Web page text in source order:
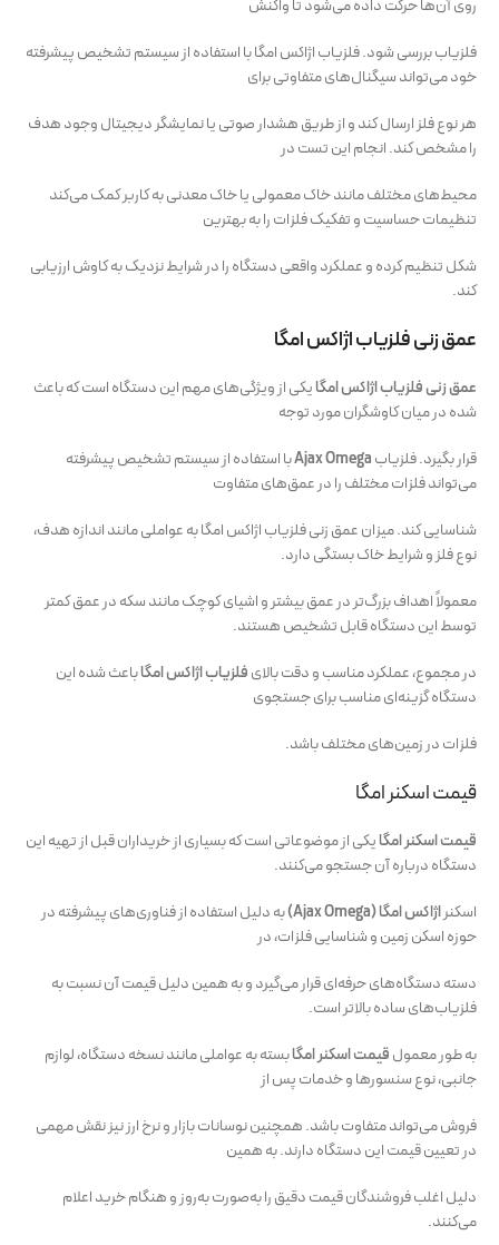
روی آن‌ها حرکت داده می‌شود تا واکنش
فلزیاب بررسی شود. فلزیاب اژاکس امگا با استفاده از سیستم تشخیص پیشرفته
خود می‌تواند سیگنال‌های متفاوتی برای
هر نوع فلز ارسال کند و از طریق هشدار صوتی یا نمایشگر دیجیتال وجود هدف
را مشخص کند. انجام این تست در
محیط‌های مختلف مانند خاک معمولی یا خاک معدنی به کاربر کمک می‌کند
تنظیمات حساسیت و تفکیک فلزات را به بهترین
شکل تنظیم کرده و عملکرد واقعی دستگاه را در شرایط نزدیک به کاوش ارزیابی
کند.
عمق زنی فلزیاب اژاکس امگا
عمق زنی فلزیاب اژاکس امگایکی از ویژگی‌های مهم این دستگاه است که باعث
شده در میان کاوشگران مورد توجه
قرار بگیرد. فلزیابAjax Omegaبا استفاده از سیستم تشخیص پیشرفته
می‌تواند فلزات مختلف را در عمق‌های متفاوت
شناسایی کند. میزان عمق زنی فلزیاب اژاکس امگا به عواملی مانند اندازه هدف،
نوع فلز و شرایط خاک بستگی دارد.
معمولاً اهداف بزرگ‌تر در عمق بیشتر و اشیای کوچک مانند سکه در عمق کمتر
توسط این دستگاه قابل تشخیص هستند.
در مجموع، عملکرد مناسب و دقت بالایفلزیاب اژاکس امگاباعث شده این
دستگاه گزینه‌ای مناسب برای جستجوی
فلزات در زمین‌های مختلف باشد.
قیمت اسکنر امگا
قیمت اسکنر امگایکی از موضوعاتی است که بسیاری از خریداران قبل از تهیه این
دستگاه درباره آن جستجو می‌کنند.
اسکنراژاکس امگا (Ajax Omega)
به دلیل استفاده از فناوری‌های پیشرفته در
حوزه اسکن زمین و شناسایی فلزات، در
دسته دستگاه‌های حرفه‌ای قرار می‌گیرد و به همین دلیل قیمت آن نسبت به
فلزیاب‌های ساده بالاتر است.
به طور معمولقیمت اسکنر امگابسته به عواملی مانند نسخه دستگاه، لوازم
جانبی، نوع سنسورها و خدمات پس از
فروش می‌تواند متفاوت باشد. همچنین نوسانات بازار و نرخ ارز نیز نقش مهمی
در تعیین قیمت این دستگاه دارند. به همین
دلیل اغلب فروشندگان قیمت دقیق را به‌صورت به‌روز و هنگام خرید اعلام
می‌کنند.